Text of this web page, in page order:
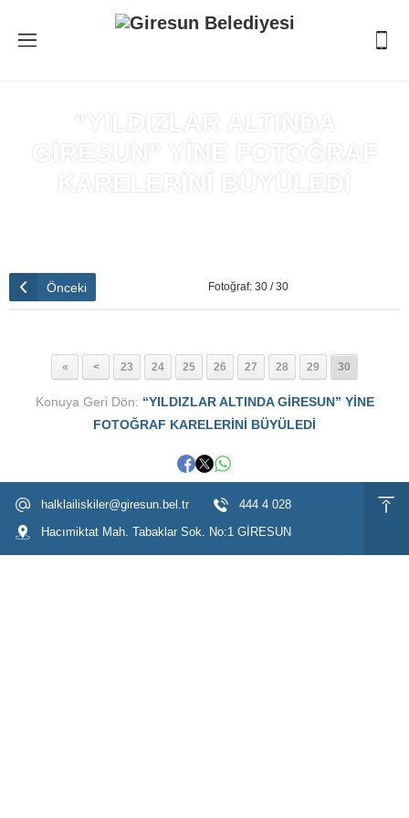
“YILDIZLAR ALTINDA
GİRESUN” YİNE FOTOĞRAF
KARELERİNİ BÜYÜLEDİ
Önceki Fotoğraf: 30 / 30
« < 23 24 25 26 27 28 29 30
Konuya Geri Dön: “YILDIZLAR ALTINDA GİRESUN” YİNE
FOTOĞRAF KARELERİNİ BÜYÜLEDİ
halklailiskiler@giresun.bel.tr
444 4 028
Hacımiktat Mah. Tabaklar Sok. No:1 GİRESUN